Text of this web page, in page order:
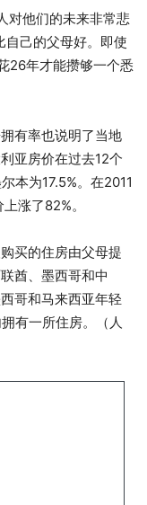
对他们的未来非常悲
自己的父母好。即使
26年才能攒够一个悉
有率也说明了当地
亚房价在过去12个
本为17.5%。在2011
涨了82%。
买的住房由父母提
酋、墨西哥和中
哥和马来西亚年轻
有一所住房。（人